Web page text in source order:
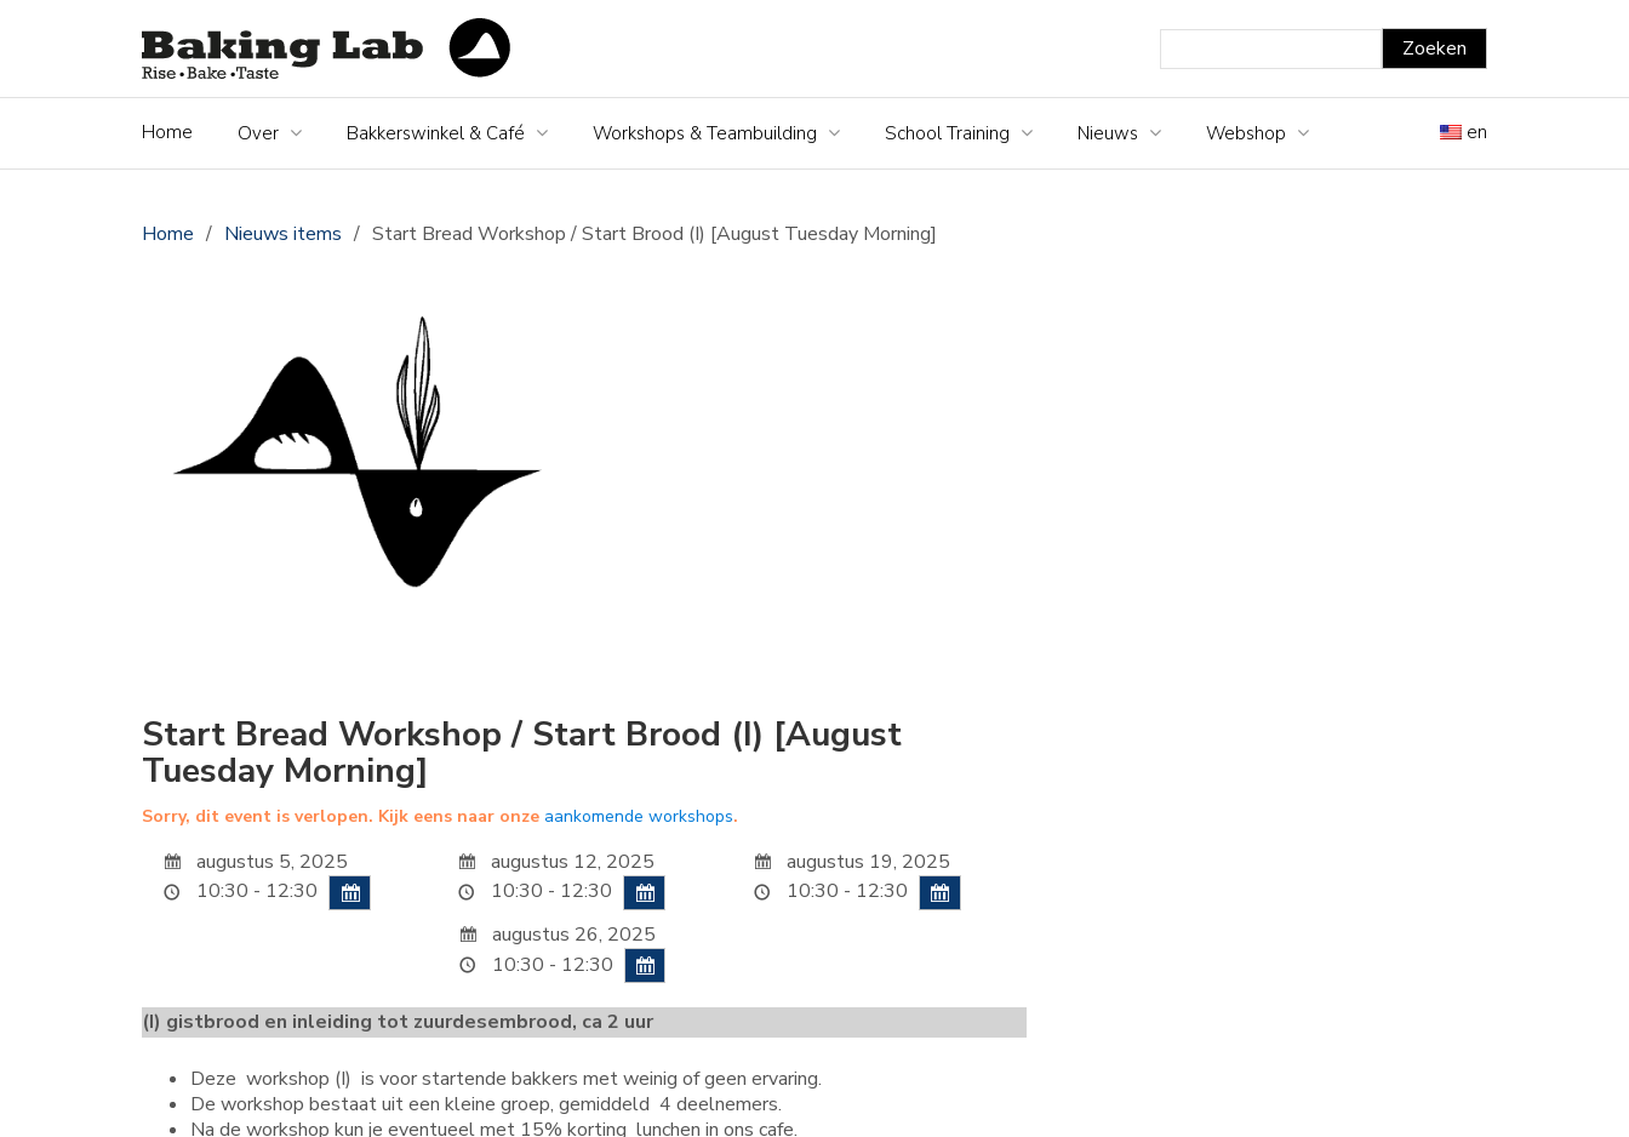
en
Home Over Bakkerswinkel & Café Workshops & Teambuilding School Training Nieuws Webshop
Home / Nieuws items / Start Bread Workshop / Start Brood (I) [August Tuesday Morning]
Start Bread Workshop / Start Brood (I) [August
Tuesday Morning]
Sorry, dit event is verlopen. Kijk eens naar onze aankomende workshops.
augustus 5, 2025
10:30 - 12:30
augustus 12, 2025
10:30 - 12:30
augustus 19, 2025
10:30 - 12:30
augustus 26, 2025
10:30 - 12:30
(I) gistbrood en inleiding tot zuurdesembrood, ca 2 uur
Deze workshop (I) is voor startende bakkers met weinig of geen ervaring.
De workshop bestaat uit een kleine groep, gemiddeld 4 deelnemers.
Na de workshop kun je eventueel met 15% korting lunchen in ons cafe.